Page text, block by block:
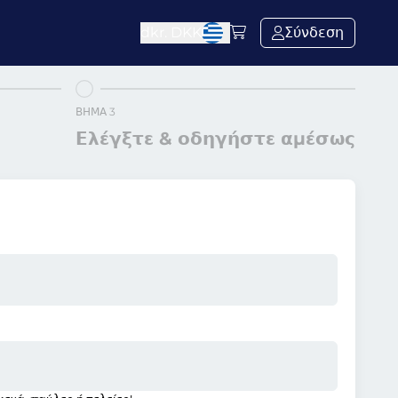
Σύνδεση
ΒΉΜΑ 3
Ελέγξτε & οδηγήστε αμέσως